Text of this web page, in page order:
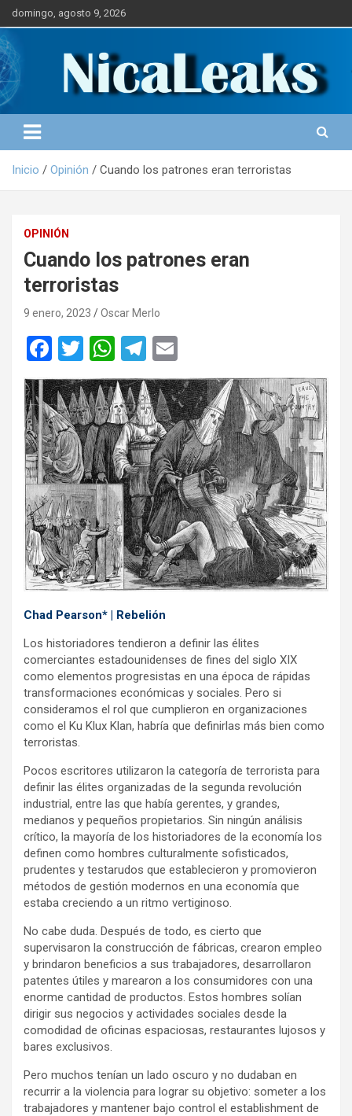
a
l
t
a
r
a
t
domingo, agosto 9, 2026
NICALEAKS
Portal de Noticias
Inicio Opinión Cuando los patrones eran terroristas
OPINIÓN
Cuando los patrones eran
terroristas
9 enero, 2023 Oscar Merlo
F
a
ce
b
o
o
k
T
wi
tt
er
W
h
at
s
A
p
p
T
el
e
gr
a
m
m
ail
Chad Pearson* | Rebelión
Los historiadores tendieron a definir las élites
comerciantes estadounidenses de fines del siglo XIX
como elementos progresistas en una época de rápidas
transformaciones económicas y sociales. Pero si
consideramos el rol que cumplieron en organizaciones
como el Ku Klux Klan, habría que definirlas más bien como
terroristas.
Pocos escritores utilizaron la categoría de terrorista para
definir las élites organizadas de la segunda revolución
industrial, entre las que había gerentes, y grandes,
medianos y pequeños propietarios. Sin ningún análisis
crítico, la mayoría de los historiadores de la economía los
definen como hombres culturalmente sofisticados,
prudentes y testarudos que establecieron y promovieron
métodos de gestión modernos en una economía que
estaba creciendo a un ritmo vertiginoso.
No cabe duda. Después de todo, es cierto que
supervisaron la construcción de fábricas, crearon empleo
y brindaron beneficios a sus trabajadores, desarrollaron
patentes útiles y marearon a los consumidores con una
enorme cantidad de productos. Estos hombres solían
dirigir sus negocios y actividades sociales desde la
comodidad de oficinas espaciosas, restaurantes lujosos y
bares exclusivos.
Pero muchos tenían un lado oscuro y no dudaban en
recurrir a la violencia para lograr su objetivo: someter a los
trabajadores y mantener bajo control el establishment de